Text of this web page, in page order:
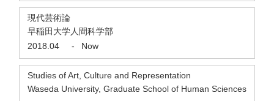
現代芸術論
早稲田大学人間科学部
2018.04
- Now
Studies of Art, Culture and Representation
Waseda University, Graduate School of Human Sciences